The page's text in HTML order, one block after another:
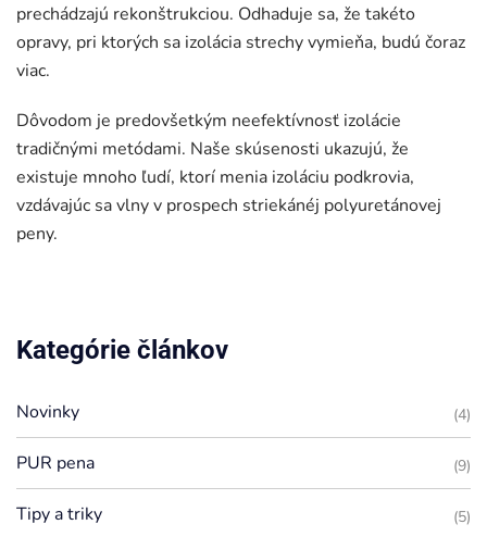
prechádzajú rekonštrukciou. Odhaduje sa, že takéto
opravy, pri ktorých sa izolácia strechy vymieňa, budú čoraz
viac.
Dôvodom je predovšetkým neefektívnosť izolácie
tradičnými metódami. Naše skúsenosti ukazujú, že
existuje mnoho ľudí, ktorí menia izoláciu podkrovia,
vzdávajúc sa vlny v prospech striekánéj polyuretánovej
peny.
Kategórie článkov
Novinky (4)
PUR pena (9)
Tipy a triky (5)